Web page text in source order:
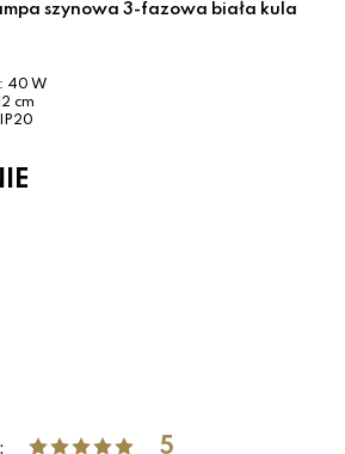
szynowa 3-fazowa biała kula
40 W
cm
5